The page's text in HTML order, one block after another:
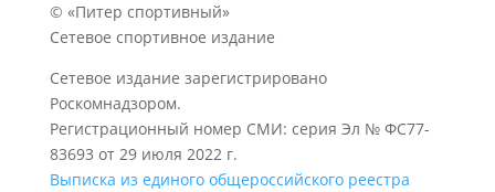
© «Питер спортивный»
Сетевое спортивное издание
Сетевое издание зарегистрировано
Роскомнадзором.
Регистрационный номер СМИ: серия Эл № ФС77-
83693 от 29 июля 2022 г.
Выписка из единого общероссийского реестра